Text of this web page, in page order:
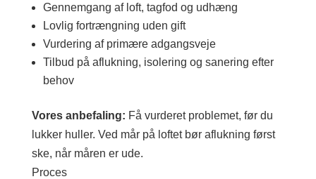
Gennemgang af loft, tagfod og udhæng
Lovlig fortrængning uden gift
Vurdering af primære adgangsveje
Tilbud på aflukning, isolering og sanering efter
behov
Vores anbefaling: Få vurderet problemet, før du
lukker huller. Ved mår på loftet bør aflukning først
ske, når måren er ude.
Proces